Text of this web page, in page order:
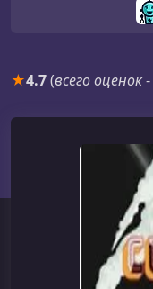
★4.7(всего оценок-